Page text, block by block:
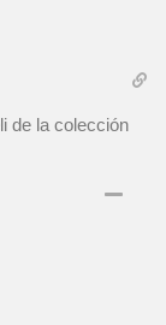
de la colección